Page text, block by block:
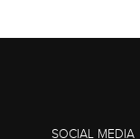
SOCIAL MEDIA